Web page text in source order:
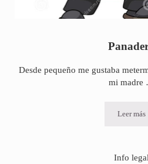
Desde pequeño me gustaba
mi madre
Leer más
Info legal